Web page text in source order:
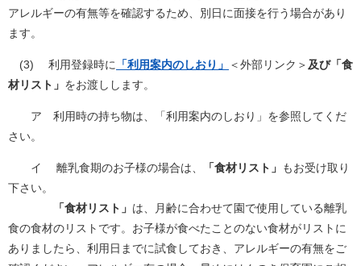
アレルギーの有無等を確認するため、別日に面接を行う場合があり
ます。
(3) 利用登録時に 「利用案内のしおり」 ＜外部リンク＞ 及び「食
材リスト」 をお渡しします。
ア 利用時の持ち物は、「利用案内のしおり」を参照してくだ
さい。
イ 離乳食期のお子様の場合は、 「食材リスト」 もお受け取り
下さい。
「食材リスト」 は、月齢に合わせて園で使用している離乳
食の食材のリストです。お子様が食べたことのない食材がリストに
ありましたら、利用日までに試食しておき、アレルギーの有無をご